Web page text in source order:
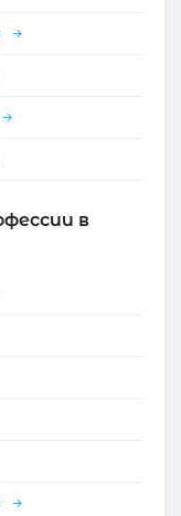
→
→
в
→